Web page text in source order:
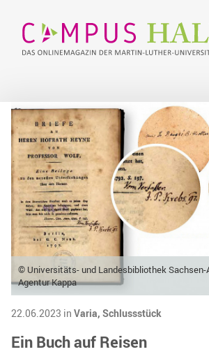
© Universitäts- und Landesbibliothek
Agentur Kappa
22.06.2023 in Varia, Schlussstück
Ein Buch auf Reisen